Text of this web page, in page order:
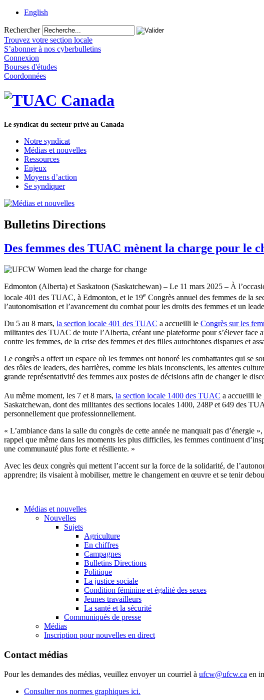
English
Rechercher
Trouvez votre section locale
S’abonner à nos cyberbulletins
Connexion
Bourses d'études
Coordonnées
Le syndicat du secteur privé au Canada
Notre syndicat
Médias et nouvelles
Ressources
Enjeux
Moyens d’action
Se syndiquer
Bulletins Directions
Des femmes des TUAC mènent la charge pour le
Edmonton (Alberta) et Saskatoon (Saskatchewan) – Le 11 mars 2025 – À
locale 401 des TUAC, à Edmonton, et le 19e Congrès annuel des femmes de la
l’autonomisation et l’avancement du combat pour les droits des femmes et un
Du 5 au 8 mars, la section locale 401 des TUAC a accueilli le Congrès sur les
militantes des TUAC de toute l’Alberta, créant une plateforme pour s’élever face
contre les femmes, de la crise des femmes et des filles autochtones disparues et
Le congrès a offert un espace où les femmes ont honoré les combattantes qui se
des rôles de leaders, des barrières, comme les biais inconscients, les attentes
grande représentativité des femmes aux postes de décisions afin de changer le
Au même moment, les 7 et 8 mars, la section locale 1400 des TUAC a accueilli le
Saskatchewan, dont des militantes des sections locales 1400, 248P et 649 des
personnellement que professionnellement.
« L’ambiance dans la salle du congrès de cette année ne manquait pas
rappel que même dans les moments les plus difficiles, les femmes continuent
une communauté plus forte et résiliente. »
Avec les deux congrès qui mettent l’accent sur la force de la solidarité, de
apprendre; ils visaient à mobiliser, mettre le changement en œuvre et se tenir
Médias et nouvelles
Nouvelles
Sujets
Agriculture
En chiffres
Campagnes
Bulletins Directions
Politique
La justice sociale
Condition féminine et égalité des sexes
Jeunes travailleurs
La santé et la sécurité
Communiqués de presse
Médias
Inscription pour nouvelles en direct
Contact médias
Pour les demandes des médias, veuillez envoyer un courriel à ufcw@ufcw.ca en
Consulter nos normes graphiques ici.